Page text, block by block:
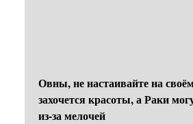
Овны, не настаивайте на
захочется красоты, а Раки
из-за мелочей